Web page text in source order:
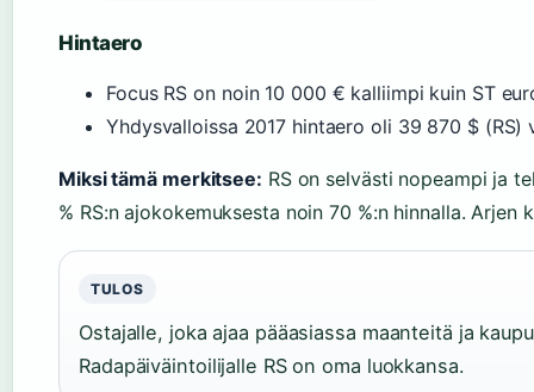
Hintaero
Focus RS on noin 10 000 € kalliimpi kuin ST
Yhdysvalloissa 2017 hintaero oli 39 870 $
Miksi tämä merkitsee: RS on selvästi nopeampi ja
% RS:n ajokokemuksesta noin 70 %:n hinnalla.
TULOS
Ostajalle, joka ajaa pääasiassa maanteitä ja
Radapäiväintoilijalle RS on oma luokkansa.